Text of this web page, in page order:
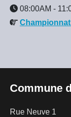
08:00AM -
Commune
Rue Neuve 1